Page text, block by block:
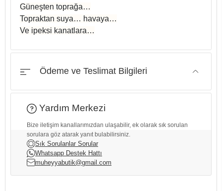
Güneşten toprağa…
Topraktan suya… havaya…
Ve ipeksi kanatlara…
Ödeme ve Teslimat Bilgileri
Yardım Merkezi
Bize iletişim kanallarımızdan ulaşabilir, ek olarak sık sorulan
sorulara göz atarak yanıt bulabilirsiniz.
Sık Sorulanlar Sorular
Whatsapp Destek Hattı
muheyyabutik@gmail.com